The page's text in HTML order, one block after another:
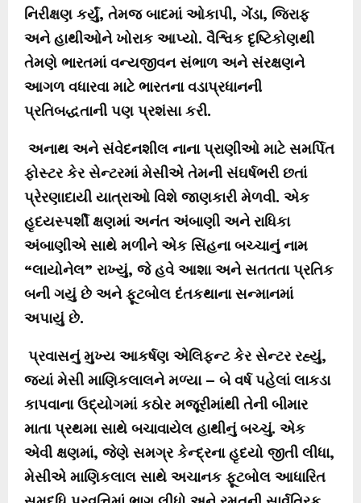
નિરીક્ષણ કર્યું, તેમજ બાદમાં ઓકાપી, ગેંડા, જિરાફ
અને હાથીઓને ખોરાક આપ્યો. વૈશ્વિક દૃષ્ટિકોણથી
તેમણે ભારતમાં વન્યજીવન સંભાળ અને સંરક્ષણને
આગળ વધારવા માટે ભારતના વડાપ્રધાનની
પ્રતિબદ્ધતાની પણ પ્રશંસા કરી.
અનાથ અને સંવેદનશીલ નાના પ્રાણીઓ માટે સમર્પિત
ફોસ્ટર કેર સેન્ટરમાં મેસીએ તેમની સંઘર્ષભરી છતાં
પ્રેરણાદાયી યાત્રાઓ વિશે જાણકારી મેળવી. એક
હૃદયસ્પર્શી ક્ષણમાં અનંત અંબાણી અને રાધિકા
અંબાણીએ સાથે મળીને એક સિંહના બચ્ચાનું નામ
“લાયોનેલ” રાખ્યું, જે હવે આશા અને સતતતા પ્રતિક
બની ગયું છે અને ફૂટબોલ દંતકથાના સન્માનમાં
અપાયું છે.
પ્રવાસનું મુખ્ય આકર્ષણ એલિફન્ટ કેર સેન્ટર રહ્યું,
જ્યાં મેસી માણિકલાલને મળ્યા – બે વર્ષ પહેલાં લાકડા
કાપવાના ઉદ્યોગમાં કઠોર મજૂરીમાંથી તેની બીમાર
માતા પ્રથમા સાથે બચાવાયેલ હાથીનું બચ્ચું. એક
એવી ક્ષણમાં, જેણે સમગ્ર કેન્દ્રના હૃદયો જીતી લીધા,
મેસીએ માણિકલાલ સાથે અચાનક ફૂટબોલ આધારિત